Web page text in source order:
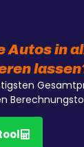
Autos in